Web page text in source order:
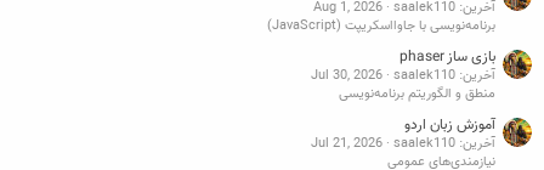
آخرین: saalek110
Aug 1, 2026
برنامه‌نویسی با جاوااسکریپت (JavaScript)
بازی ساز phaser
آخرین: saalek110
Jul 30, 2026
منطق و الگوریتم برنامه‌نویسی
آموزش زبان اردو
آخرین: saalek110
Jul 21, 2026
نیازمندی‌های عمومی